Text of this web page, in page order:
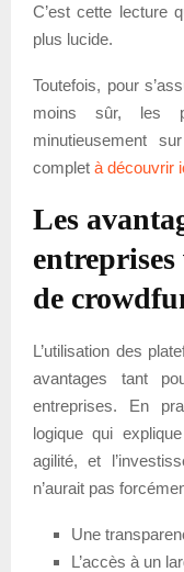
C’est cette lecture
plus lucide.
Toutefois, pour
moins sûr, les
minutieusement
complet à découvrir
Les
de
L’utilisation des
avantages tant
entreprises. En
logique qui
agilité, et
n’aurait pas
Une
L’accès à un